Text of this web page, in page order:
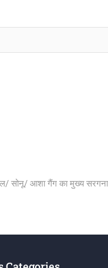
सोनू/ आशा गैंग का मुख्य